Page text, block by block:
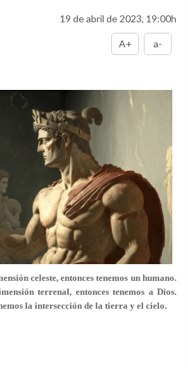
19 de abril de 2023, 19:00h
A+ a-
celeste, entonces tenemos un humano.
terrenal, entonces tenemos a Dios.
la intersección de la tierra y el cielo.